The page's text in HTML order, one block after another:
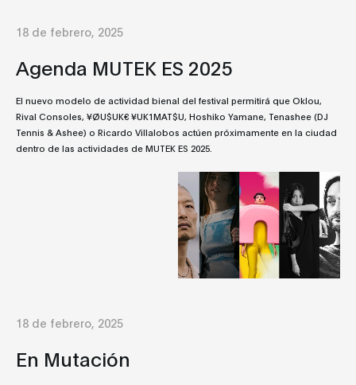
18 de febrero, 2025
Agenda MUTEK ES 2025
El nuevo modelo de actividad bienal del festival permitirá que Oklou,
Rival Consoles, ¥ØU$UK€ ¥UK1MAT$U, Hoshiko Yamane, Tenashee (DJ
Tennis & Ashee) o Ricardo Villalobos actúen próximamente en la ciudad
dentro de las actividades de MUTEK ES 2025.
18 de febrero, 2025
En Mutación